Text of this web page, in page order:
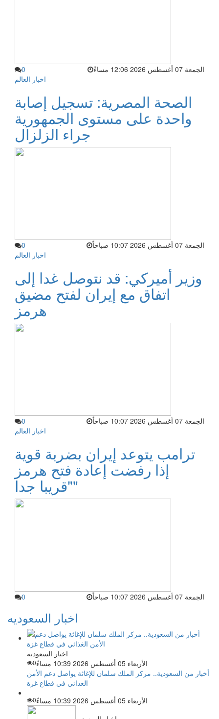
الجمعة 07 أغسطس 2026 12:06 مساءً
0
اخبار العالم
الصحة المصرية: تسجيل إصابة
واحدة على مستوى الجمهورية
جراء الزلزال
الجمعة 07 أغسطس 2026 10:07 صباحاً
0
اخبار العالم
وزير أميركي: قد نتوصل غدا إلى
اتفاق مع إيران لفتح مضيق
هرمز
الجمعة 07 أغسطس 2026 10:07 صباحاً
0
اخبار العالم
ترامب يتوعد إيران بضربة قوية
إذا رفضت إعادة فتح هرمز
"قريبا جدا"
الجمعة 07 أغسطس 2026 10:07 صباحاً 0
اخبار السعوديه
اخبار السعوديه
الأربعاء 05 أغسطس 2026 10:39 مساءً
0
أخبار من السعودية.. مركز الملك سلمان للإغاثة يواصل دعم الأمن
الغذائي في قطاع غزة
الأربعاء 05 أغسطس 2026 10:39 مساءً
0